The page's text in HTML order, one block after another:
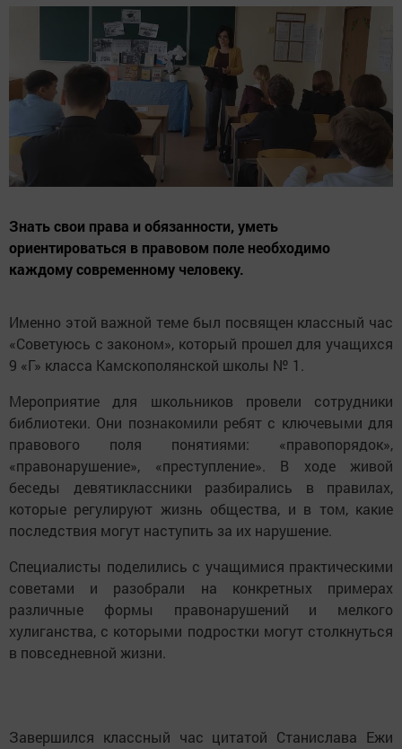
Знать свои права и обязанности, уметь
ориентироваться в правовом поле необходимо
каждому современному человеку.
Именно этой важной теме был посвящен классный час
«Советуюсь с законом», который прошел для учащихся
9 «Г» класса Камскополянской школы № 1.
Мероприятие для школьников провели сотрудники
библиотеки. Они познакомили ребят с ключевыми для
правового поля понятиями: «правопорядок»,
«правонарушение», «преступление». В ходе живой
беседы девятиклассники разбирались в правилах,
которые регулируют жизнь общества, и в том, какие
последствия могут наступить за их нарушение.
Специалисты поделились с учащимися практическими
советами и разобрали на конкретных примерах
различные формы правонарушений и мелкого
хулиганства, с которыми подростки могут столкнуться
в повседневной жизни.
Завершился классный час цитатой Станислава Ежи